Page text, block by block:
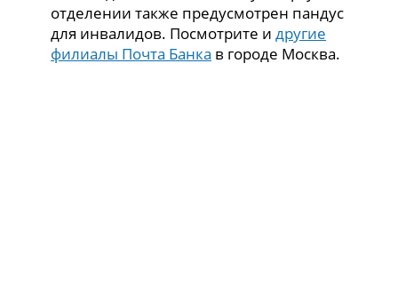
отделении также предусмотрен пандус
для инвалидов. Посмотрите идругие
филиалы Почта Банка в городе Москва.